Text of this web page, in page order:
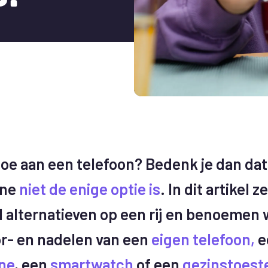
aan een telefoon? Bedenk je dan
niet de enige optie is. In dit artikel
alternatieven op een rij en benoemen
en nadelen van een eigen telefoon,
, een smartwatch of een